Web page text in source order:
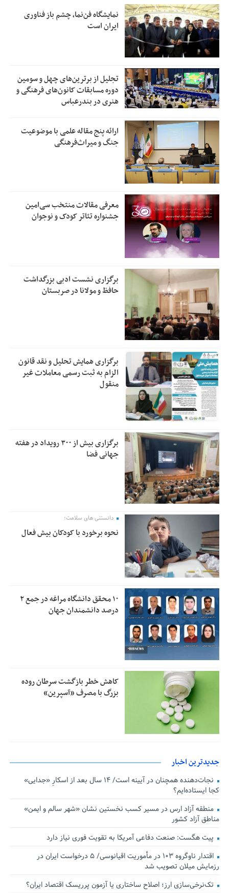
نمایشگاه فن‌نما، چشم باز فناوری
ایران است
تجلیل از بر‌ترین‌های چهل و سومین
دوره مسابقات کانون‌های فرهنگی و
هنری در بندرعباس
ارائه پنج مقاله علمی با موضوعیت
جنگ و میراث‌فرهنگی
معرفی مقالات منتخب سی‌امین
جشنواره تئاتر کودک و نوجوان
برگزاری نشست ادبی بزرگداشت
حافظ و مولانا در صربستان
برگزاری همایش تحلیل و نقد قانون
الزام به ثبت رسمی معاملات غیر
منقول
برگزاری بیش از ۳۰۰ رویداد در هفته
جهانی فضا
دانستنی های سلامت؛
نحوه برخورد با کودکان بیش فعال
۱۰ محقق دانشگاه مراغه در جمع ۲
درصد دانشمندان جهان
کاهش خطر بازگشت سرطان روده
بزرگ با مصرف «آسپرین»
جدیدترین اخبار
نجات‌دهنده‌ همچنان در آیینه است/ ۱۴ سال بعد از اسکارِ «جدایی»
کجا ایستاده‌ایم؟
منطقه آزاد ارس در مسیر کسب نخستین نشان «شهر سالم و ایمن»
مناطق آزاد کشور
پیت هگست: صنعت دفاعی آمریکا به تقویت فوری نیاز دارد
اقتدار ناوگروه ۱۰۳ در مأموریت‌ اقیانوسی/ ۵ درخواست ایران در
رزمایش میلان تصویب شد
تک‌نرخی‌سازی ارز؛ اصلاح ساختاری یا آزمون پرریسک اقتصاد ایران؟